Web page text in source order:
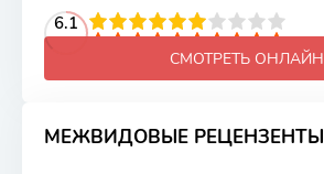
6.1
4 5 6 7 8 9 10
СМОТРЕТЬ ОНЛАЙН
МЕЖВИДОВЫЕ РЕЦЕНЗЕНТЫ
7.41